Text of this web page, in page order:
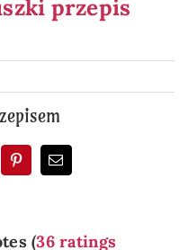
przepis
(36 ratings